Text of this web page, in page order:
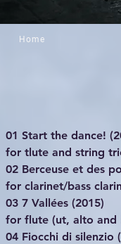
Home
01 Start the dance!
for tlute and string
02 Berceuse et des
for clarinet/bass
03 7 Vallées (2015)
for flute (ut, alto and
04 ﻿﻿﻿Fiocchi di silenzio